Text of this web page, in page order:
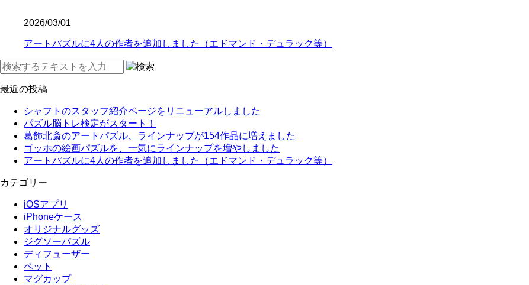
2026/03/01
アートパズルに4人の作者を追加しました（エドマンド・デュラック等）
最近の投稿
シャフトのスタッフ紹介ページをリニューアルしました
パズル脳トレ検定がスタート！
葛飾北斎のアートパズル、ラインナップが154作品に増えました
ゴッホの絵画パズルを、一気にラインナップを増やしました
アートパズルに4人の作者を追加しました（エドマンド・デュラック等）
カテゴリー
iOSアプリ
iPhoneケース
オリジナルグッズ
ジグソーパズル
ディフューザー
ペット
マグカップ